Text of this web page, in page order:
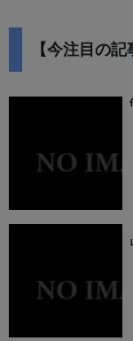
【今注目の